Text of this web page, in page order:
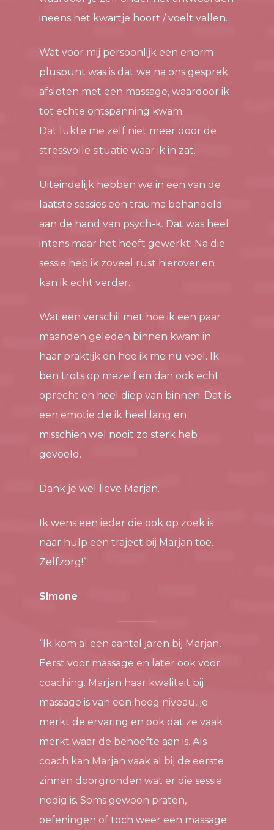
ineens het kwartje hoort / voelt vallen.
Wat voor mij persoonlijk een enorm
pluspunt was is dat we na ons gesprek
afsloten met een massage, waardoor ik
tot echte ontspanning kwam.
Dat lukte me zelf niet meer door de
stressvolle situatie waar ik in zat.
Uiteindelijk hebben we in een van de
laatste sessies een trauma behandeld
aan de hand van psych-k. Dat was heel
intens maar het heeft gewerkt! Na die
sessie heb ik zoveel rust hierover en
kan ik echt verder.
Wat een verschil met hoe ik een paar
maanden geleden binnen kwam in
haar praktijk en hoe ik me nu voel. Ik
ben trots op mezelf en dan ook echt
oprecht en heel diep van binnen. Dat is
een emotie die ik heel lang en
misschien wel nooit zo sterk heb
gevoeld.
Dank je wel lieve Marjan.
Ik wens een ieder die ook op zoek is
naar hulp een traject bij Marjan toe.
Zelfzorg!”
Simone
“Ik kom al een aantal jaren bij Marjan,
Eerst voor massage en later ook voor
coaching. Marjan haar kwaliteit bij
massage is van een hoog niveau, je
merkt de ervaring en ook dat ze vaak
merkt waar de behoefte aan is. Als
coach kan Marjan vaak al bij de eerste
zinnen doorgronden wat er die sessie
nodig is. Soms gewoon praten,
oefeningen of toch weer een massage.